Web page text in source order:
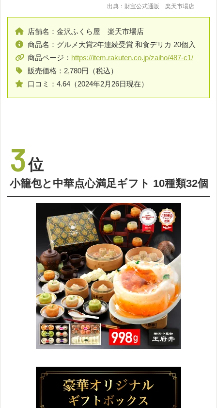
出典：財宝公式通販 楽天市場店
店舗名：金沢ふくら屋 楽天市場店
商品名：グルメ大賞2年連続受賞 和食デリカ 20個入
商品ページ： https://item.rakuten.co.jp/zaiho/487-c1/
販売価格：2,780円（税込）
口コミ：4.64（2024年2月26日現在）
3位
小籠包と中華点心満足ギフト 10種類32個